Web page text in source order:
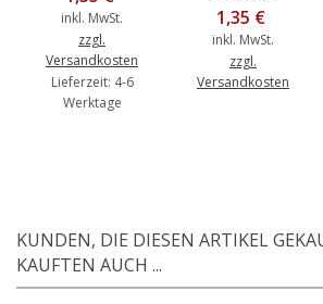
inkl. MwSt.
zzgl.
Versandkosten
Lieferzeit: 4-6
Werktage
1,35 €
inkl. MwSt.
zzgl.
Versandkosten
KUNDEN, DIE DIESEN ARTIKEL
KAUFTEN AUCH ...